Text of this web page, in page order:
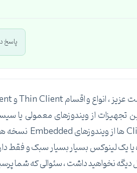
پاسخ در 1394/07/04
یا یک لینوکس بسیار بسیار سبک و فقط